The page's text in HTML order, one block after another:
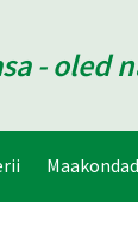
- oled